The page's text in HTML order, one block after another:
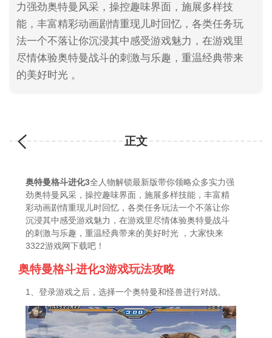
力强劲奥特曼风采，操控趣味界面，施展多样技
能，丰富精彩动画剧情重现儿时回忆，各类任务玩
法一个不落让你沉浸其中感受游戏魅力，在游戏里
尽情体验奥特曼战斗的刺激与乐趣，重温经典带来
的美好时光 。
正文
奥特曼格斗进化3全人物解锁最新版带你领略众多实力强
劲奥特曼风采，操控趣味界面，施展多样技能，丰富精
彩动画剧情重现儿时回忆，各类任务玩法一个不落让你
沉浸其中感受游戏魅力，在游戏里尽情体验奥特曼战斗
的刺激与乐趣，重温经典带来的美好时光 ，大家快来
3322游戏网下载吧！
奥特曼格斗进化3游戏玩法攻略
1、登录游戏之后，选择一个奥特曼和怪兽进行对战。